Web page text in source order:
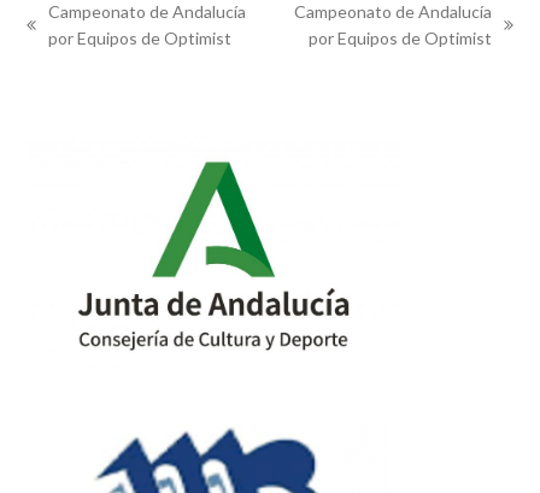
previous
Campeonato de Andalucía
por Equipos de Optimist
next
Campeonato de Andalucía
por Equipos de Optimist